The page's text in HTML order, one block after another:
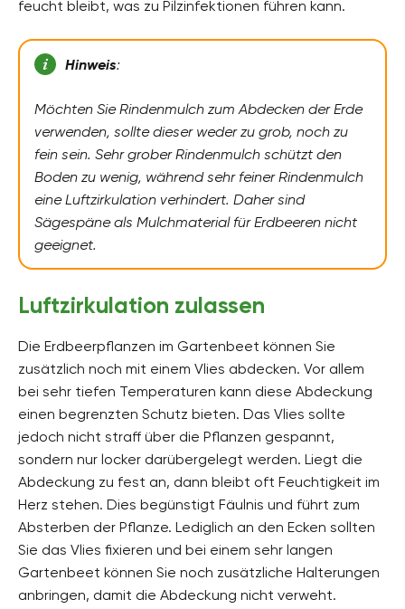
feucht bleibt, was zu Pilzinfektionen führen kann.
Hinweis:
Möchten Sie Rindenmulch zum Abdecken der Erde
verwenden, sollte dieser weder zu grob, noch zu
fein sein. Sehr grober Rindenmulch schützt den
Boden zu wenig, während sehr feiner Rindenmulch
eine Luftzirkulation verhindert. Daher sind
Sägespäne als Mulchmaterial für Erdbeeren nicht
geeignet.
Luftzirkulation zulassen
Die Erdbeerpflanzen im Gartenbeet können Sie
zusätzlich noch mit einem Vlies abdecken. Vor allem
bei sehr tiefen Temperaturen kann diese Abdeckung
einen begrenzten Schutz bieten. Das Vlies sollte
jedoch nicht straff über die Pflanzen gespannt,
sondern nur locker darübergelegt werden. Liegt die
Abdeckung zu fest an, dann bleibt oft Feuchtigkeit im
Herz stehen. Dies begünstigt Fäulnis und führt zum
Absterben der Pflanze. Lediglich an den Ecken sollten
Sie das Vlies fixieren und bei einem sehr langen
Gartenbeet können Sie noch zusätzliche Halterungen
anbringen, damit die Abdeckung nicht verweht.